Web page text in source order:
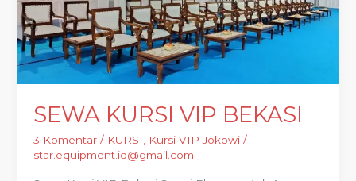
SEWA KURSI VIP BEKASI
3 Komentar / KURSI, Kursi VIP Jokowi/
star.equipment.id@gmail.com